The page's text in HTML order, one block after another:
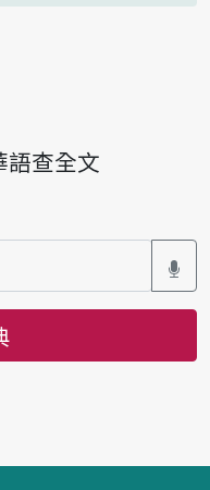
語查全文